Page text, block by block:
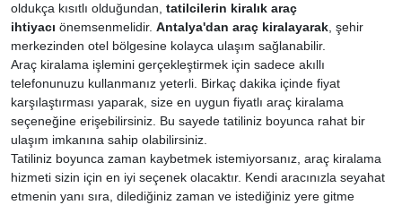
oldukça kısıtlı olduğundan, tatilcilerin kiralık araç
ihtiyacı önemsenmelidir. Antalya'dan araç kiralayarak , şehir
merkezinden otel bölgesine kolayca ulaşım sağlanabilir.
Araç kiralama işlemini gerçekleştirmek için sadece akıllı
telefonunuzu kullanmanız yeterli. Birkaç dakika içinde fiyat
karşılaştırması yaparak, size en uygun fiyatlı araç kiralama
seçeneğine erişebilirsiniz. Bu sayede tatiliniz boyunca rahat bir
ulaşım imkanına sahip olabilirsiniz.
Tatiliniz boyunca zaman kaybetmek istemiyorsanız, araç kiralama
hizmeti sizin için en iyi seçenek olacaktır. Kendi aracınızla seyahat
etmenin yanı sıra, dilediğiniz zaman ve istediğiniz yere gitme